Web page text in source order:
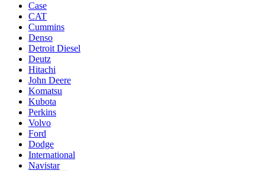
Case
CAT
Cummins
Denso
Detroit Diesel
Deutz
Hitachi
John Deere
Komatsu
Kubota
Perkins
Volvo
Ford
Dodge
International
Navistar